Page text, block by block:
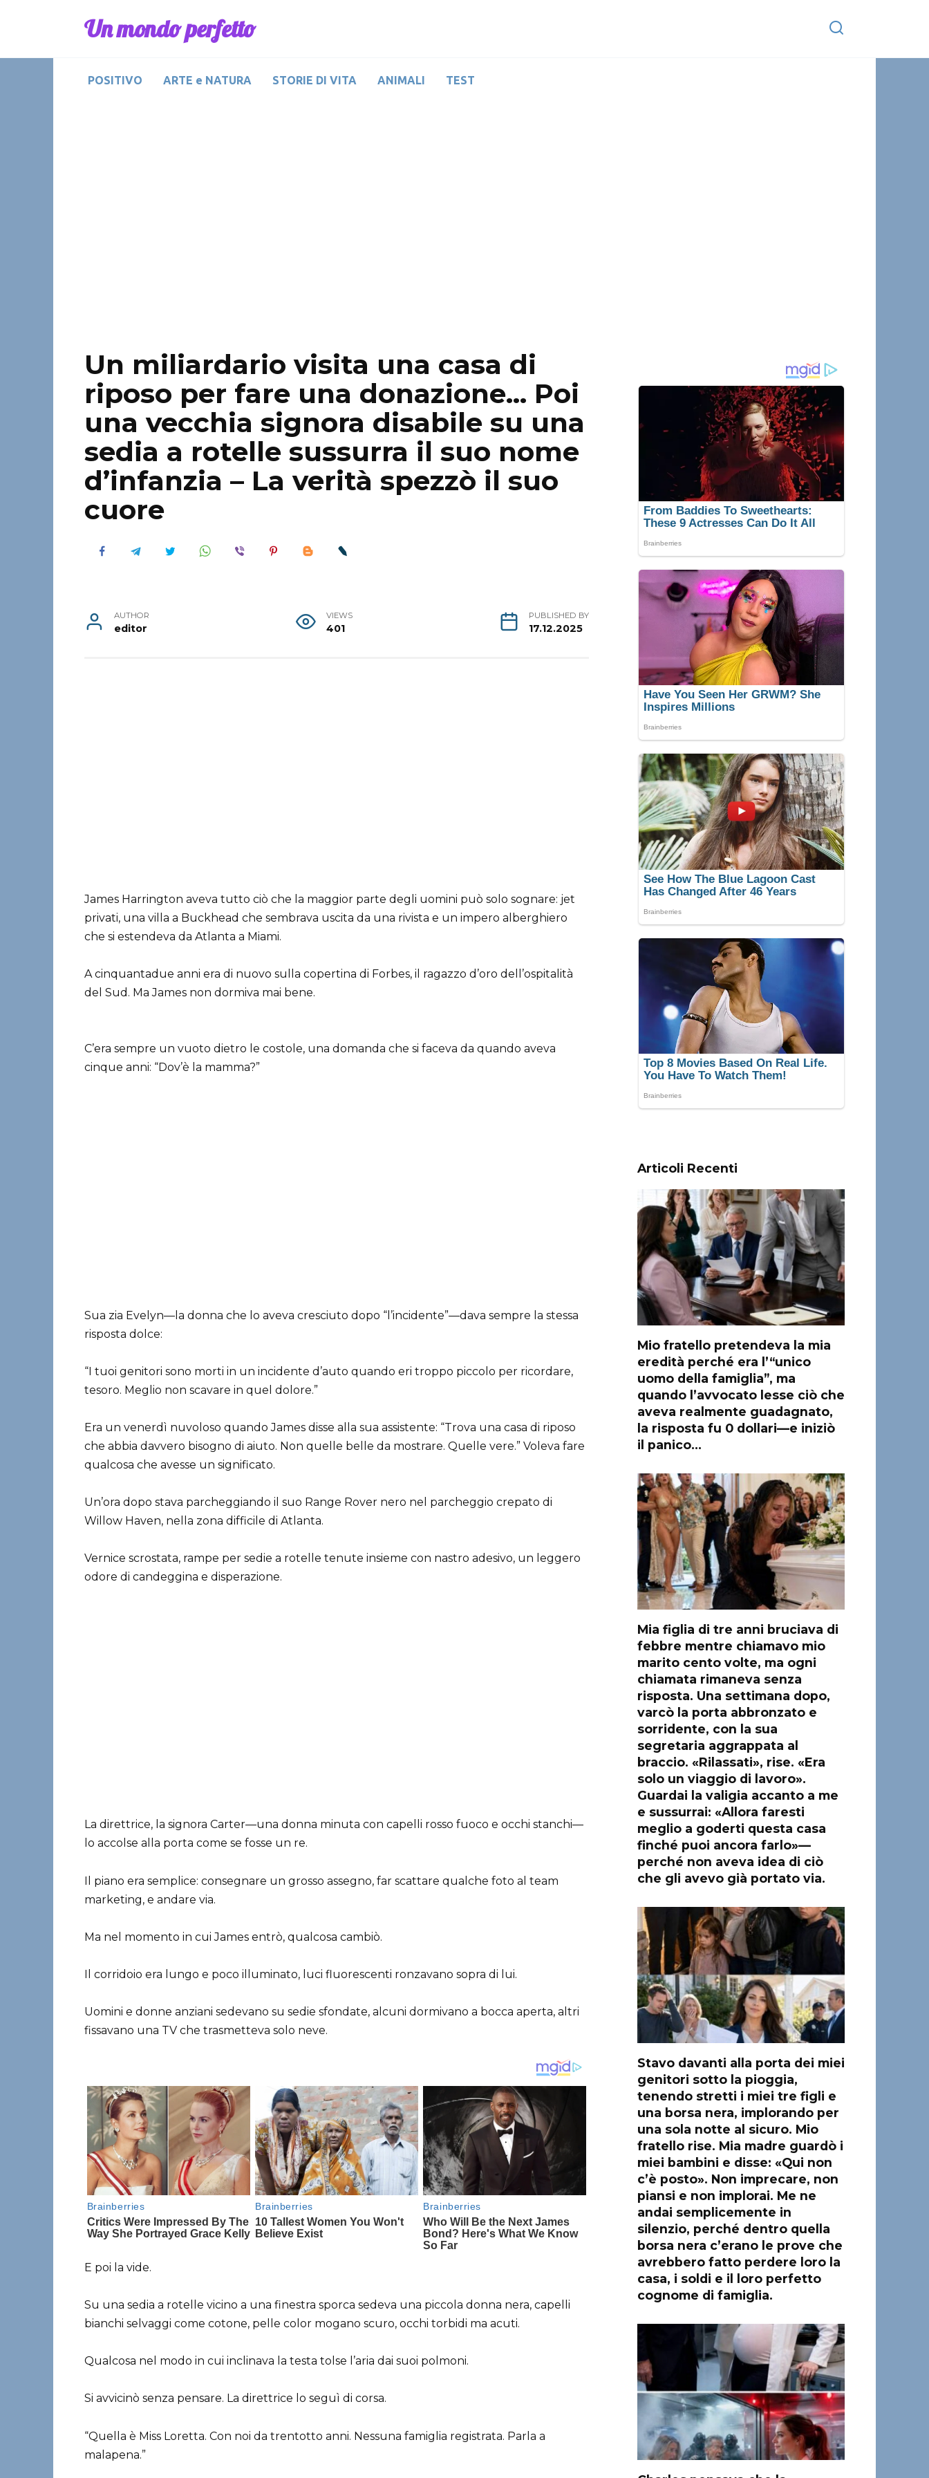
Un mondo perfetto
POSITIVO ARTE e NATURA STORIE DI VITA ANIMALI TEST
Un miliardario visita una casa di
riposo per fare una donazione… Poi
una vecchia signora disabile su una
sedia a rotelle sussurra il suo nome
d’infanzia – La verità spezzò il suo
cuore
AUTHOR
editor
VIEWS
401
PUBLISHED BY
17.12.2025
James Harrington aveva tutto ciò che la maggior parte degli uomini può solo sognare: jet
privati, una villa a Buckhead che sembrava uscita da una rivista e un impero alberghiero
che si estendeva da Atlanta a Miami.
A cinquantadue anni era di nuovo sulla copertina di Forbes, il ragazzo d’oro dell’ospitalità
del Sud. Ma James non dormiva mai bene.
C’era sempre un vuoto dietro le costole, una domanda che si faceva da quando aveva
cinque anni: “Dov’è la mamma?”
Sua zia Evelyn—la donna che lo aveva cresciuto dopo “l’incidente”—dava sempre la stessa
risposta dolce:
“I tuoi genitori sono morti in un incidente d’auto quando eri troppo piccolo per ricordare,
tesoro. Meglio non scavare in quel dolore.”
Era un venerdì nuvoloso quando James disse alla sua assistente: “Trova una casa di riposo
che abbia davvero bisogno di aiuto. Non quelle belle da mostrare. Quelle vere.” Voleva fare
qualcosa che avesse un significato.
Un’ora dopo stava parcheggiando il suo Range Rover nero nel parcheggio crepato di
Willow Haven, nella zona difficile di Atlanta.
Vernice scrostata, rampe per sedie a rotelle tenute insieme con nastro adesivo, un leggero
odore di candeggina e disperazione.
La direttrice, la signora Carter—una donna minuta con capelli rosso fuoco e occhi stanchi—
lo accolse alla porta come se fosse un re.
Il piano era semplice: consegnare un grosso assegno, far scattare qualche foto al team
marketing, e andare via.
Ma nel momento in cui James entrò, qualcosa cambiò.
Il corridoio era lungo e poco illuminato, luci fluorescenti ronzavano sopra di lui.
Uomini e donne anziani sedevano su sedie sfondate, alcuni dormivano a bocca aperta, altri
fissavano una TV che trasmetteva solo neve.
E poi la vide.
Su una sedia a rotelle vicino a una finestra sporca sedeva una piccola donna nera, capelli
bianchi selvaggi come cotone, pelle color mogano scuro, occhi torbidi ma acuti.
Qualcosa nel modo in cui inclinava la testa tolse l’aria dai suoi polmoni.
Si avvicinò senza pensare. La direttrice lo seguì di corsa.
“Quella è Miss Loretta. Con noi da trentotto anni. Nessuna famiglia registrata. Parla a
malapena.”
Articoli Recenti
Mio fratello pretendeva la mia
eredità perché era l’“unico
uomo della famiglia”, ma
quando l’avvocato lesse ciò che
aveva realmente guadagnato,
la risposta fu 0 dollari—e iniziò
il panico…
Mia figlia di tre anni bruciava di
febbre mentre chiamavo mio
marito cento volte, ma ogni
chiamata rimaneva senza
risposta. Una settimana dopo,
varcò la porta abbronzato e
sorridente, con la sua
segretaria aggrappata al
braccio. «Rilassati», rise. «Era
solo un viaggio di lavoro».
Guardai la valigia accanto a me
e sussurrai: «Allora faresti
meglio a goderti questa casa
finché puoi ancora farlo»—
perché non aveva idea di ciò
che gli avevo già portato via.
Stavo davanti alla porta dei miei
genitori sotto la pioggia,
tenendo stretti i miei tre figli e
una borsa nera, implorando per
una sola notte al sicuro. Mio
fratello rise. Mia madre guardò i
miei bambini e disse: «Qui non
c’è posto». Non imprecare, non
piansi e non implorai. Me ne
andai semplicemente in
silenzio, perché dentro quella
borsa nera c’erano le prove che
avrebbero fatto perdere loro la
casa, i soldi e il loro perfetto
cognome di famiglia.